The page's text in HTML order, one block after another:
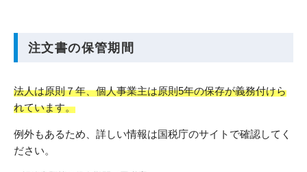
注文書の保管期間
法人は原則７年、個人事業主は原則5年の保存が義務付けら
れています。
例外もあるため、詳しい情報は国税庁のサイトで確認してく
ださい。